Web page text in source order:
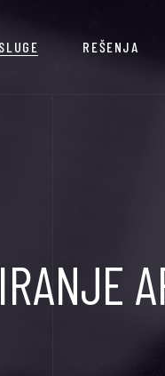
REŠENJA